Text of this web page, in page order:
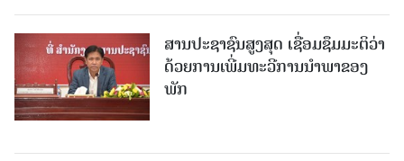
ສານປະຊາຊົນສູງສຸດ ເຊື່ອມຊຶມມະຕິວ່າ
ດ້ວຍການເພີ່ມທະວີການນຳພາຂອງ
ພັກ